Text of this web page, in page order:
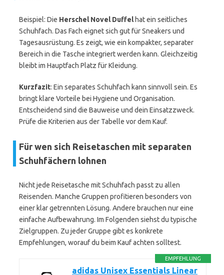
Beispiel: Die Herschel Novel Duffelhat ein seitliches
Schuhfach. Das Fach eignet sich gut für Sneakers und
Tagesausrüstung. Es zeigt, wie ein kompakter, separater
Bereich in die Tasche integriert werden kann. Gleichzeitig
bleibt im Hauptfach Platz für Kleidung.
Kurzfazit: Ein separates Schuhfach kann sinnvoll sein. Es
bringt klare Vorteile bei Hygiene und Organisation.
Entscheidend sind die Bauweise und dein Einsatzzweck.
Prüfe die Kriterien aus der Tabelle vor dem Kauf.
Für wen sich Reisetaschen mit separaten
Schuhfächern lohnen
Nicht jede Reisetasche mit Schuhfach passt zu allen
Reisenden. Manche Gruppen profitieren besonders von
einer klar getrennten Lösung. Andere brauchen nur eine
einfache Aufbewahrung. Im Folgenden siehst du typische
Zielgruppen. Zu jeder Gruppe gibt es konkrete
Empfehlungen, worauf du beim Kauf achten solltest.
EMPFEHLUNG
adidas Unisex Essentials Linear